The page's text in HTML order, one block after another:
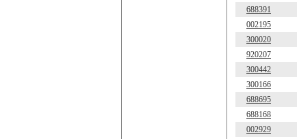
688391
002195
300020
920207
300442
300166
688695
688168
002929